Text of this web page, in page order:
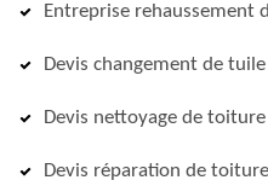
Entreprise rehaussement
Devis changement de
Devis nettoyage de
Devis réparation de